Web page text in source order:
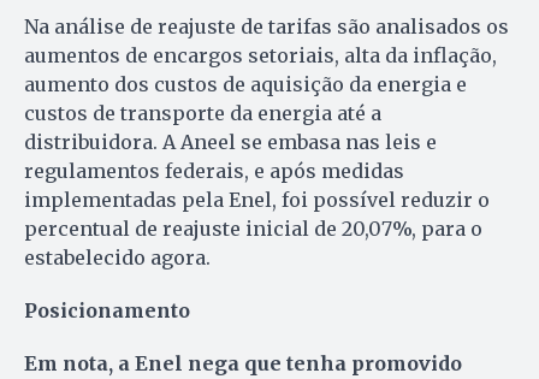
Na análise de reajuste de tarifas são analisados os
aumentos de encargos setoriais, alta da inflação,
aumento dos custos de aquisição da energia e
custos de transporte da energia até a
distribuidora. A Aneel se embasa nas leis e
regulamentos federais, e após medidas
implementadas pela Enel, foi possível reduzir o
percentual de reajuste inicial de 20,07%, para o
estabelecido agora.
Posicionamento
Em nota, a Enel nega que tenha promovido